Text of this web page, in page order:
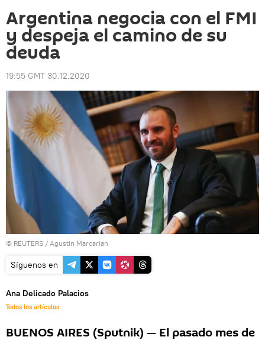
Argentina negocia con el FMI
y despeja el camino de su
deuda
19:55 GMT 30.12.2020
© REUTERS / Agustin Marcarian
Síguenos en
Ana Delicado Palacios
Todos los artículos
BUENOS AIRES (Sputnik) — El pasado mes de